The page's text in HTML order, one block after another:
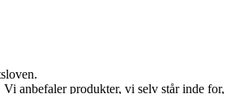
anbefaler produkter, vi selv står inde for,